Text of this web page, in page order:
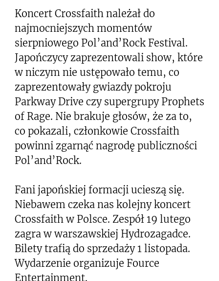
Koncert Crossfaith należał do
najmocniejszych momentów
sierpniowego Pol’and’Rock Festival.
Japończycy zaprezentowali show, które
w niczym nie ustępowało temu, co
zaprezentowały gwiazdy pokroju
Parkway Drive czy supergrupy Prophets
of Rage. Nie brakuje głosów, że za to,
co pokazali, członkowie Crossfaith
powinni zgarnąć nagrodę publiczności
Pol’and’Rock.
Fani japońskiej formacji ucieszą się.
Niebawem czeka nas kolejny koncert
Crossfaith w Polsce. Zespół 19 lutego
zagra w warszawskiej Hydrozagadce.
Bilety trafią do sprzedaży 1 listopada.
Wydarzenie organizuje Fource
Entertainment.